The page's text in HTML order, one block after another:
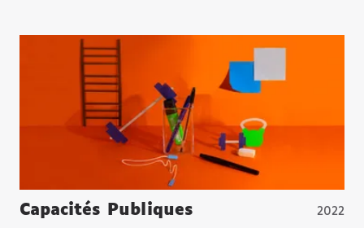
Capacités Publiques 2022